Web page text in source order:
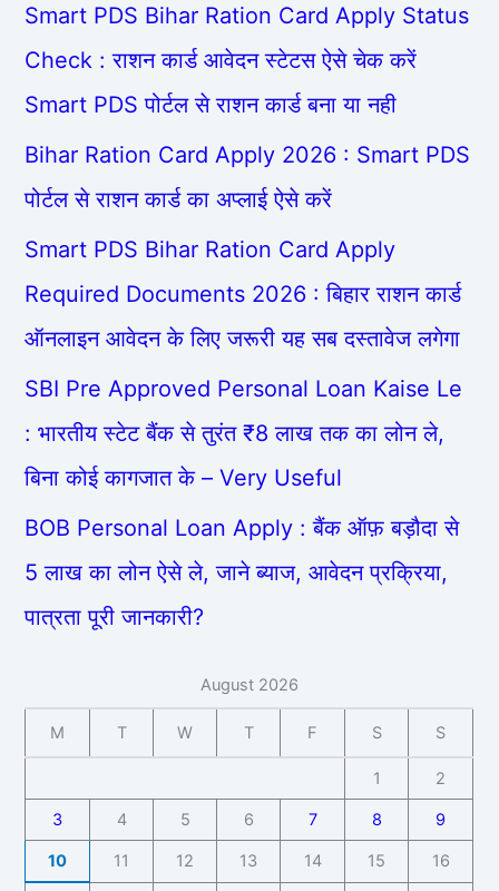
Smart PDS Bihar Ration Card Apply Status
Check : राशन कार्ड आवेदन स्टेटस ऐसे चेक करें
Smart PDS पोर्टल से राशन कार्ड बना या नही
Bihar Ration Card Apply 2026 : Smart PDS
पोर्टल से राशन कार्ड का अप्लाई ऐसे करें
Smart PDS Bihar Ration Card Apply
Required Documents 2026 : बिहार राशन कार्ड
ऑनलाइन आवेदन के लिए जरूरी यह सब दस्तावेज लगेगा
SBI Pre Approved Personal Loan Kaise Le
: भारतीय स्टेट बैंक से तुरंत ₹8 लाख तक का लोन ले,
बिना कोई कागजात के – Very Useful
BOB Personal Loan Apply : बैंक ऑफ़ बड़ौदा से
5 लाख का लोन ऐसे ले, जाने ब्याज, आवेदन प्रक्रिया,
पात्रता पूरी जानकारी?
August 2026
M T W T F S S
1 2
3 4 5 6 7 8 9
10 11 12 13 14 15 16